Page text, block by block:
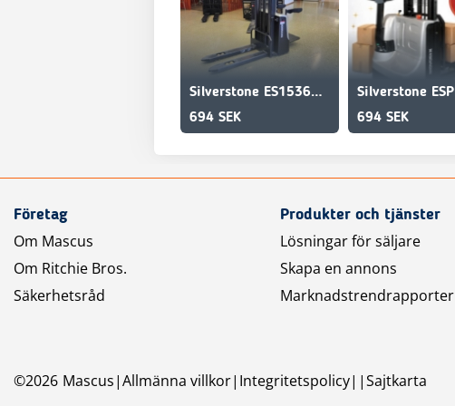
Silverstone ES1536P 1500 kg 3600 mm KAMPANJ
694 SEK
694 SEK
Företag
Om Mascus
Om Ritchie Bros.
Säkerhetsråd
Produkter och tjänster
Lösningar för säljare
Skapa en annons
Marknadstrendrapporter
©2026 Mascus Allmänna villkor Integritetspolicy Sajtkarta